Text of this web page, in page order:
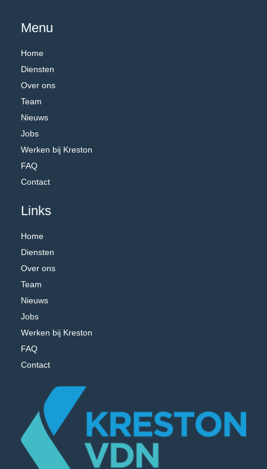
Menu
Home
Diensten
Over ons
Team
Nieuws
Jobs
Werken bij Kreston
FAQ
Contact
Links
Home
Diensten
Over ons
Team
Nieuws
Jobs
Werken bij Kreston
FAQ
Contact